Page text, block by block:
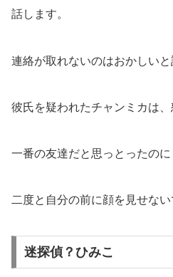
話します。
連絡が取れないのはおかしいと
彼氏を疑われたチャンミカは、
一番の友達だと思っとったのに
二度と自分の前に顔を見せない
迷探偵？ひみこ